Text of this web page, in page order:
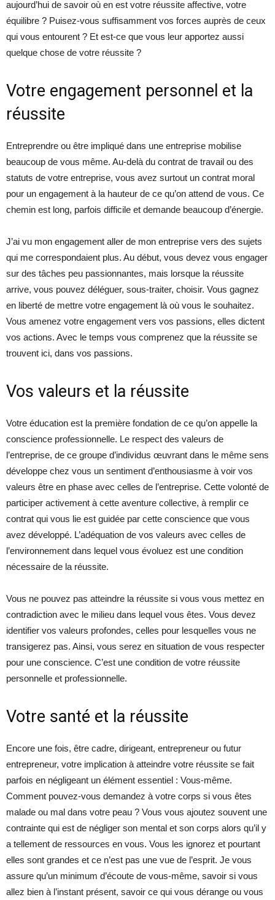
aujourd’hui de savoir où en est votre réussite affective, votre
équilibre ? Puisez-vous suffisamment vos forces auprès de ceux
qui vous entourent ? Et est-ce que vous leur apportez aussi
quelque chose de votre réussite ?
Votre engagement personnel et la
réussite
Entreprendre ou être impliqué dans une entreprise mobilise
beaucoup de vous même. Au-delà du contrat de travail ou des
statuts de votre entreprise, vous avez surtout un contrat moral
pour un engagement à la hauteur de ce qu’on attend de vous. Ce
chemin est long, parfois difficile et demande beaucoup d’énergie.
J’ai vu mon engagement aller de mon entreprise vers des sujets
qui me correspondaient plus. Au début, vous devez vous engager
sur des tâches peu passionnantes, mais lorsque la réussite
arrive, vous pouvez déléguer, sous-traiter, choisir. Vous gagnez
en liberté de mettre votre engagement là où vous le souhaitez.
Vous amenez votre engagement vers vos passions, elles dictent
vos actions. Avec le temps vous comprenez que la réussite se
trouvent ici, dans vos passions.
Vos valeurs et la réussite
Votre éducation est la première fondation de ce qu’on appelle la
conscience professionnelle. Le respect des valeurs de
l’entreprise, de ce groupe d’individus œuvrant dans le même sens
développe chez vous un sentiment d’enthousiasme à voir vos
valeurs être en phase avec celles de l’entreprise. Cette volonté de
participer activement à cette aventure collective, à remplir ce
contrat qui vous lie est guidée par cette conscience que vous
avez développé. L’adéquation de vos valeurs avec celles de
l’environnement dans lequel vous évoluez est une condition
nécessaire de la réussite.
Vous ne pouvez pas atteindre la réussite si vous vous mettez en
contradiction avec le milieu dans lequel vous êtes. Vous devez
identifier vos valeurs profondes, celles pour lesquelles vous ne
transigerez pas. Ainsi, vous serez en situation de vous respecter
pour une conscience. C’est une condition de votre réussite
personnelle et professionnelle.
Votre santé et la réussite
Encore une fois, être cadre, dirigeant, entrepreneur ou futur
entrepreneur, votre implication à atteindre votre réussite se fait
parfois en négligeant un élément essentiel : Vous-même.
Comment pouvez-vous demandez à votre corps si vous êtes
malade ou mal dans votre peau ? Vous vous ajoutez souvent une
contrainte qui est de négliger son mental et son corps alors qu’il y
a tellement de ressources en vous. Vous les ignorez et pourtant
elles sont grandes et ce n’est pas une vue de l’esprit. Je vous
assure qu’un minimum d’écoute de vous-même, savoir si vous
allez bien à l’instant présent, savoir ce qui vous dérange ou vous